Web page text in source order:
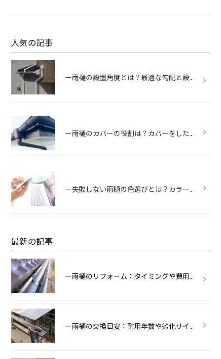
人気の記事
ー雨樋の設置角度とは？最適な勾配と設...
ー雨樋のカバーの役割は？カバーをした...
ー失敗しない雨樋の色選びとは？カラー...
最新の記事
ー雨樋のリフォーム：タイミングや費用...
ー雨樋の交換目安：耐用年数や劣化サイ...